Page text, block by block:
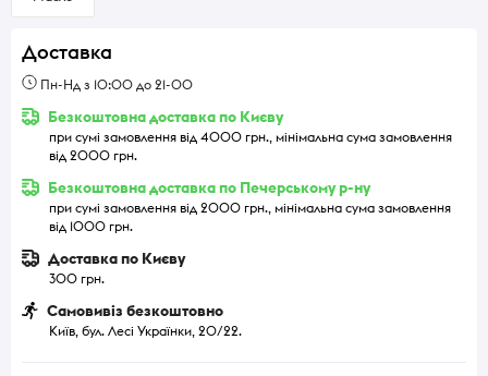
Доставка
Пн-Нд з 10:00 до 21-00
Безкоштовна доставка по Києву
при сумі замовлення від 4000 грн., мінімальна сума замовлення
від 2000 грн.
Безкоштовна доставка по Печерському р-ну
при сумі замовлення від 2000 грн., мінімальна сума замовлення
від 1000 грн.
Доставка по Києву
300 грн.
Самовивіз безкоштовно
Київ, бул. Лесі Українки, 20/22.